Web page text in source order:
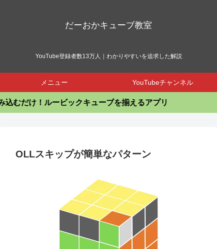
だーおかキューブ教室
YouTube登録者数13万人｜わかりやすいを追求した解説
メニュー YouTubeチャンネル
け！ルービックキューブを揃えるアプリ
OLLスキップが簡単なパターン